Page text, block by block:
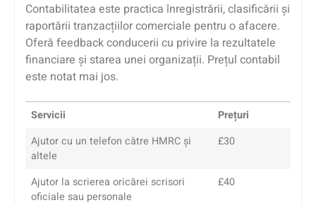
Contabilitatea este practica înregistrării, clasificării și
raportării tranzacțiilor comerciale pentru o afacere.
Oferă feedback conducerii cu privire la rezultatele
financiare și starea unei organizații. Prețul contabil
este notat mai jos.
Servicii
Prețuri
Ajutor cu un telefon către HMRC și
altele
£30
Ajutor la scrierea oricărei scrisori
oficiale sau personale
£40